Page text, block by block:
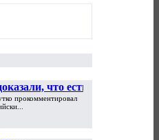
что есть
прокомментировал